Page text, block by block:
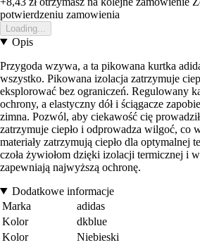
potwierdzeniu zamowienia
Loading...
Opis
Przygoda wzywa, a ta pikowana kurtka
wszystko. Pikowana izolacja zatrzymuje
eksplorować bez ograniczeń. Regulowany
ochrony, a elastyczny dół i ściągacze
zimna. Pozwól, aby ciekawość cię
zatrzymuje ciepło i odprowadza wilgoć, co
materiały zatrzymują ciepło dla optymalnej
czoła żywiołom dzięki izolacji termicznej i
zapewniają najwyższą ochronę.
Dodatkowe informacje
Marka
adidas
Kolor
dkblue
Kolor
Niebieski